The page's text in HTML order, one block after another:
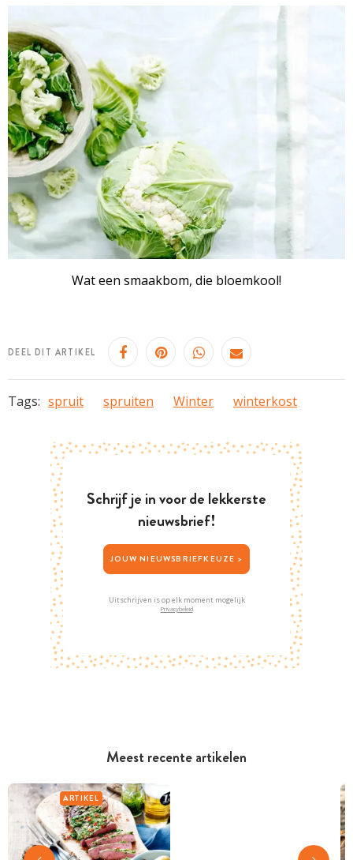
Meest recente artikelen
ARTIKEL
Wat een smaakbom, die bloemkool!
DEEL DIT ARTIKEL
Tags: spruit spruiten Winter winterkost
Schrijf je in voor de lekkerste
nieuwsbrief!
JOUW NIEUWSBRIEFKEUZE >
Uitschrijven is op elk moment mogelijk
Privacybeleid